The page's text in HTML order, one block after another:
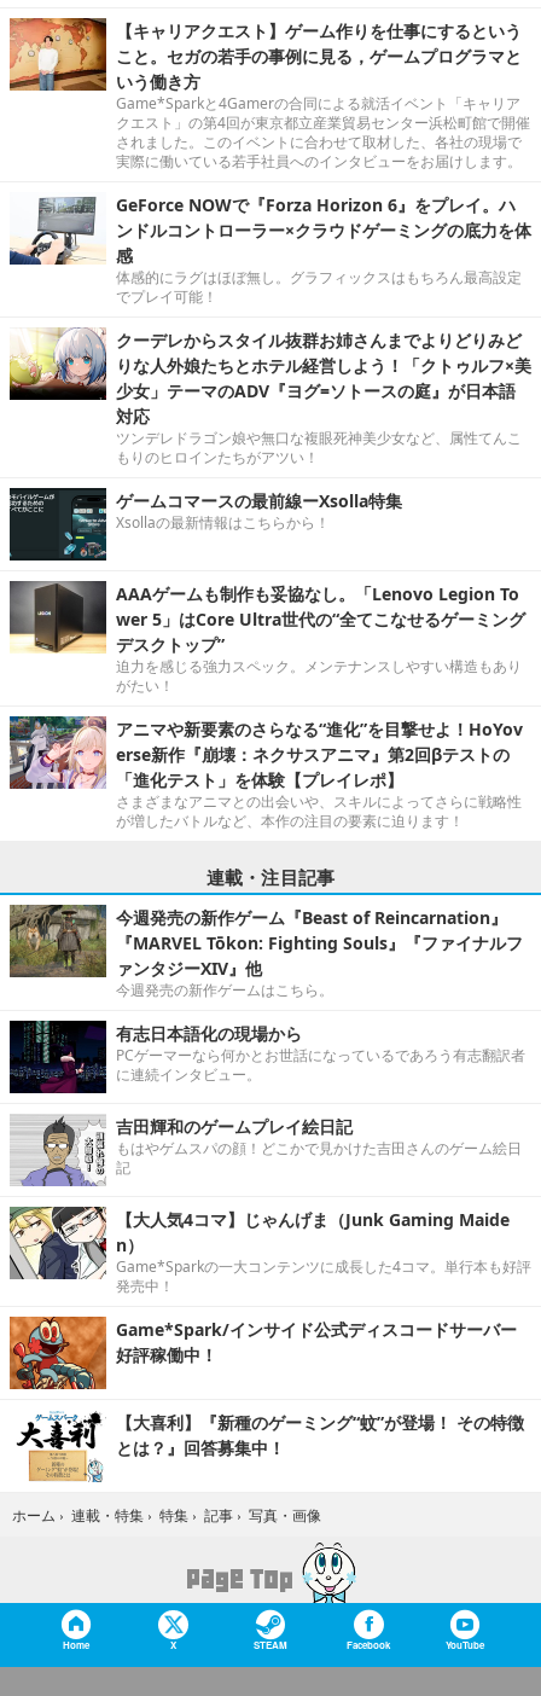
【キャリアクエスト】ゲーム作りを仕事にするという
こと。セガの若手の事例に見る，ゲームプログラマと
いう働き方
Game*Sparkと4Gamerの合同による就活イベント「キャリア
クエスト」の第4回が東京都立産業貿易センター浜松町館で開催
されました。このイベントに合わせて取材した、各社の現場で
実際に働いている若手社員へのインタビューをお届けします。
GeForce NOWで『Forza Horizon 6』をプレイ。ハ
ンドルコントローラー×クラウドゲーミングの底力を体
感
体感的にラグはほぼ無し。グラフィックスはもちろん最高設定
でプレイ可能！
クーデレからスタイル抜群お姉さんまでよりどりみど
りな人外娘たちとホテル経営しよう！「クトゥルフ×美
少女」テーマのADV『ヨグ=ソトースの庭』が日本語
対応
ツンデレドラゴン娘や無口な複眼死神美少女など、属性てんこ
もりのヒロインたちがアツい！
ゲームコマースの最前線ーXsolla特集
Xsollaの最新情報はこちらから！
AAAゲームも制作も妥協なし。「Lenovo Legion To
wer 5」はCore Ultra世代の“全てこなせるゲーミング
デスクトップ”
迫力を感じる強力スペック。メンテナンスしやすい構造もあり
がたい！
アニマや新要素のさらなる“進化”を目撃せよ！HoYov
erse新作『崩壊：ネクサスアニマ』第2回βテストの
「進化テスト」を体験【プレイレポ】
さまざまなアニマとの出会いや、スキルによってさらに戦略性
が増したバトルなど、本作の注目の要素に迫ります！
連載・注目記事
今週発売の新作ゲーム『Beast of Reincarnation』
『MARVEL Tōkon: Fighting Souls』『ファイナルフ
ァンタジーXIV』他
今週発売の新作ゲームはこちら。
有志日本語化の現場から
PCゲーマーなら何かとお世話になっているであろう有志翻訳者
に連続インタビュー。
吉田輝和のゲームプレイ絵日記
もはやゲムスパの顔！どこかで見かけた吉田さんのゲーム絵日
記
【大人気4コマ】じゃんげま（Junk Gaming Maide
n）
Game*Sparkの一大コンテンツに成長した4コマ。単行本も好評
発売中！
Game*Spark/インサイド公式ディスコードサーバー
好評稼働中！
【大喜利】『新種のゲーミング“蚊”が登場！ その特徴
とは？』回答募集中！
ホーム › 連載・特集 › 特集 › 記事 › 写真・画像
Home X STEAM Facebook YouTube